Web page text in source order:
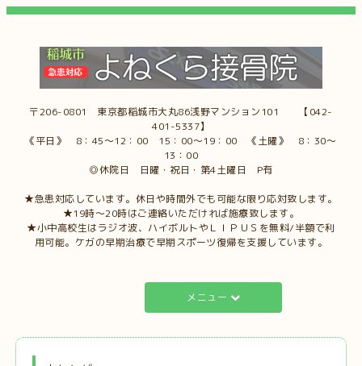
〒206-0801 東京都稲城市大丸86浅野マンション101 【042-
401-5337】
《平日》 8：45～12：00 15：00～19：00 《土曜》 8：30～
13：00
◎休院日 日曜・祝日・第4土曜日 P有
★急患対応しています。休日や時間外でも可能な限り応対致します。
★19時～20時はご連絡いただければ施療致します。
★小中高校生はラジオ波、ハイボルトやＬＩＰＵＳを無料/半額で利
用可能。ケガの早期治療で早期スポーツ復帰を支援しています。
メニュー